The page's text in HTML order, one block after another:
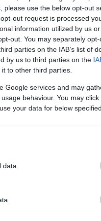
please use the below opt-out
out request is processed
information utilized by us
out. You may separately
parties on the IAB’s list of
by us to third parties on the
to other third parties.
Google services and may
behaviour. You may
your data for below
τρελό και
ένα μικρόκοσμο που
; Μην είναι μικρόβιο
ντουνιά στη σήψη της
αγάπη για τους
μικρές σου πλάτες